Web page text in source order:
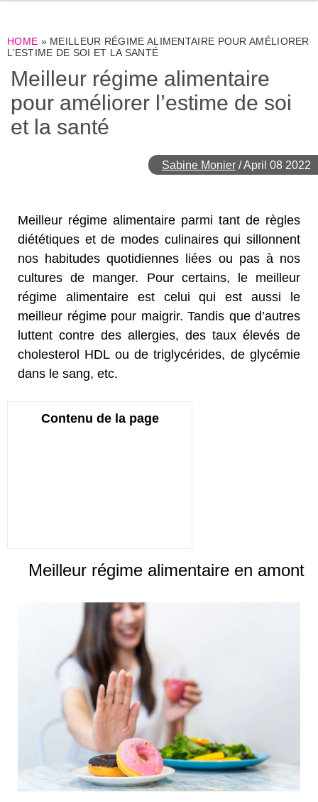
HOME » MEILLEUR RÉGIME ALIMENTAIRE POUR AMÉLIORER
L’ESTIME DE SOI ET LA SANTÉ
Meilleur régime alimentaire
pour améliorer l’estime de soi
et la santé
Sabine Monier /April 08 2022
Meilleur régime alimentaire parmi tant de règles
diététiques et de modes culinaires qui sillonnent
nos habitudes quotidiennes liées ou pas à nos
cultures de manger. Pour certains, le meilleur
régime alimentaire est celui qui est aussi le
meilleur régime pour maigrir. Tandis que d’autres
luttent contre des allergies, des taux élevés de
cholesterol HDL ou de triglycérides, de glycémie
dans le sang, etc.
Contenu de la page
Meilleur régime alimentaire en amont